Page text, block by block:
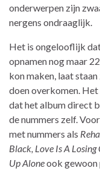
onderwerpen zijn
nergens ondraaglijk.
Het is ongelooflijk
opnamen nog maar
kon maken, laat
doen overkomen.
dat het album direct
de nummers zelf.
met nummers als
Black, Love Is A
Up Aloneook gewoon